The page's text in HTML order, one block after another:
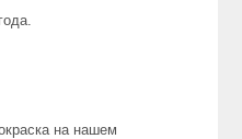
на нашем